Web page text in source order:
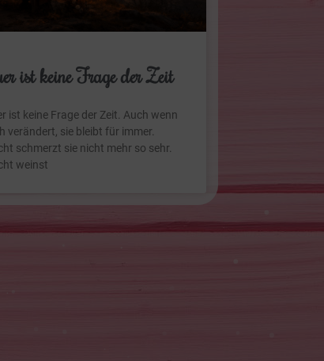
ist keine Frage der Zeit
ist keine Frage der Zeit. Auch wenn
verändert, sie bleibt für immer.
schmerzt sie nicht mehr so sehr.
weinst